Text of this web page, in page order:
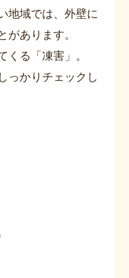
地域では、外壁に
があります。
る「凍害」。
っかりチェックし